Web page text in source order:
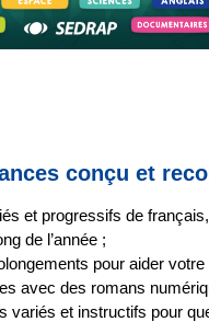
conçu et
et progressifs de
de l’année ;
pour aider votre
avec des romans
variés et instructifs pour